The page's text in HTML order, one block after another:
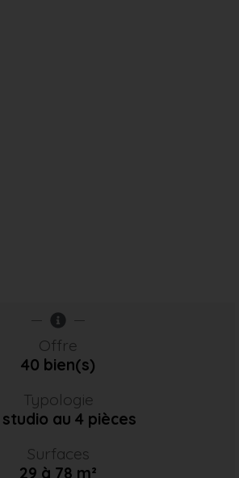
Offre
40 bien(s)
Typologie
au 4 pièces
Surfaces
29 à 78 m²